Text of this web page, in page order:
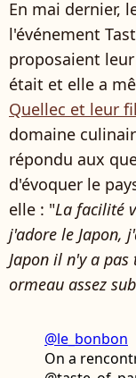
En mai dernier,
l'événement
proposaient
était et elle a
Quellec et leur
domaine
répondu aux
d'évoquer le
elle : "La facilité
j'adore le Japon,
Japon il n'y a
ormeau assez
@le_bonbon
On a